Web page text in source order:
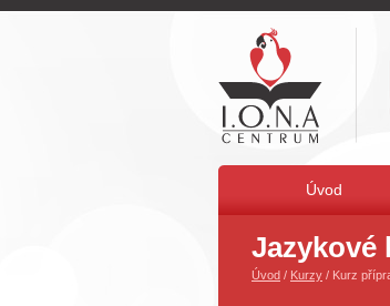
Úvod
Jazykové
Úvod / Kurzy / Kurz